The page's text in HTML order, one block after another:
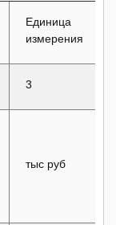
Единица
измерения
3
тыс руб